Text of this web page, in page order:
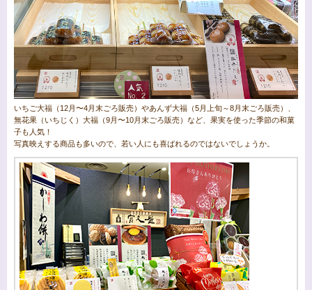
いちご大福（12月〜4月末ごろ販売）やあんず大福（5月上旬～8月末ごろ販売）、
無花果（いちじく）大福（9月〜10月末ごろ販売）など、果実を使った季節の和菓
子も人気！
写真映えする商品も多いので、若い人にも喜ばれるのではないでしょうか。